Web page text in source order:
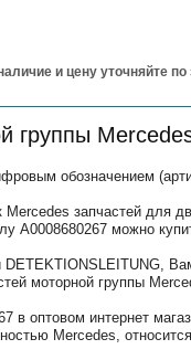
и цену уточняйте
группы
обозначением
запчастей для
A0008680267 можно
DETEKTIONSLEITUNG,
моторной группы
в оптовом интернет
Mercedes,